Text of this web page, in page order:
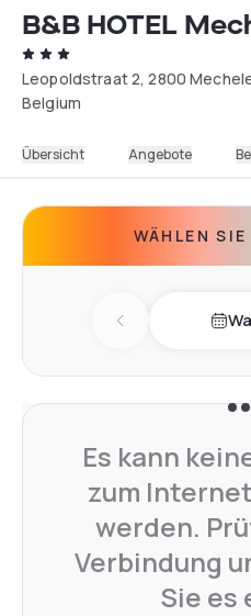
B&B HOTEL
Leopoldstraat 2, 2800
Belgium
Übersicht Angebote
WÄHLEN
Previous day
Es kann
zum
werden.
Verbindung
Sie es